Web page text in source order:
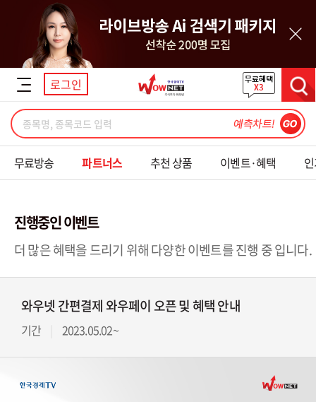
닫기
로그인
무료방송 파트너스 추천 상품 이벤트·혜택
진행중인 이벤트
더 많은 혜택을 드리기 위해 다양한 이벤트를 진행 중 입니다.
와우넷 간편결제 와우페이 오픈 및 혜택 안내
기간 2023.05.02~